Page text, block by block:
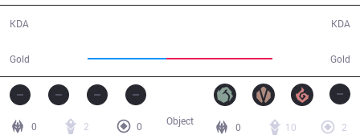
KDA
Gold Gold
KDA
0 2
0
0 10
2
Object